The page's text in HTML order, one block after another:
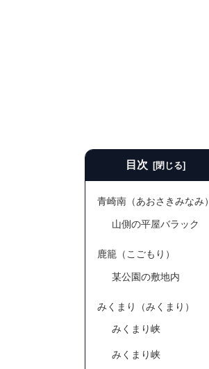
目次
青崎南（あおさきみなみ）
山側の平屋バラック
鹿籠（こごもり）
某公園の敷地内
みくまり（みくまり）
みくまり峡
みくまり峡